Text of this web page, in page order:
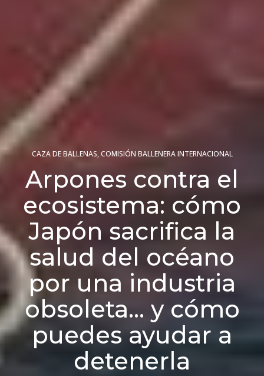
CAZA DE BALLENAS,COMISIÓN BALLENERA INTERNACIONAL
Arpones contra el
ecosistema: cómo
Japón sacrifica la
salud del océano
por una industria
obsoleta… y cómo
puedes ayudar a
detenerla